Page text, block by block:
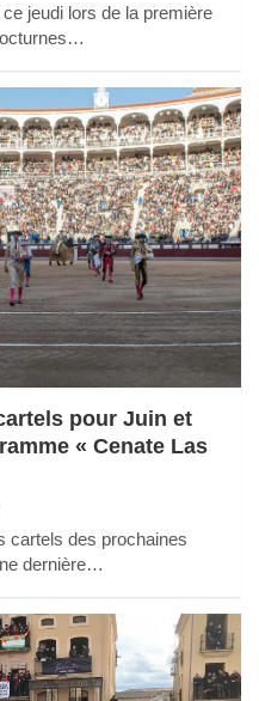
jeudi lors de la première
pour Juin et
« Cenate Las
cartels des prochaines
dernière…